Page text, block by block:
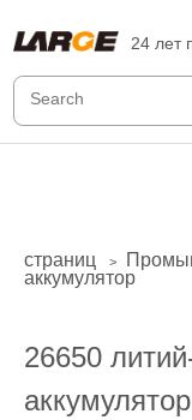
24 лет
страниц >
аккумулятор
26650